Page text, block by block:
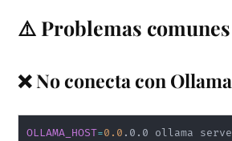
⚠️ Problemas comunes
❌ No conecta con Ollama
OLLAMA_HOST=0.0 .0.0 ollama serve